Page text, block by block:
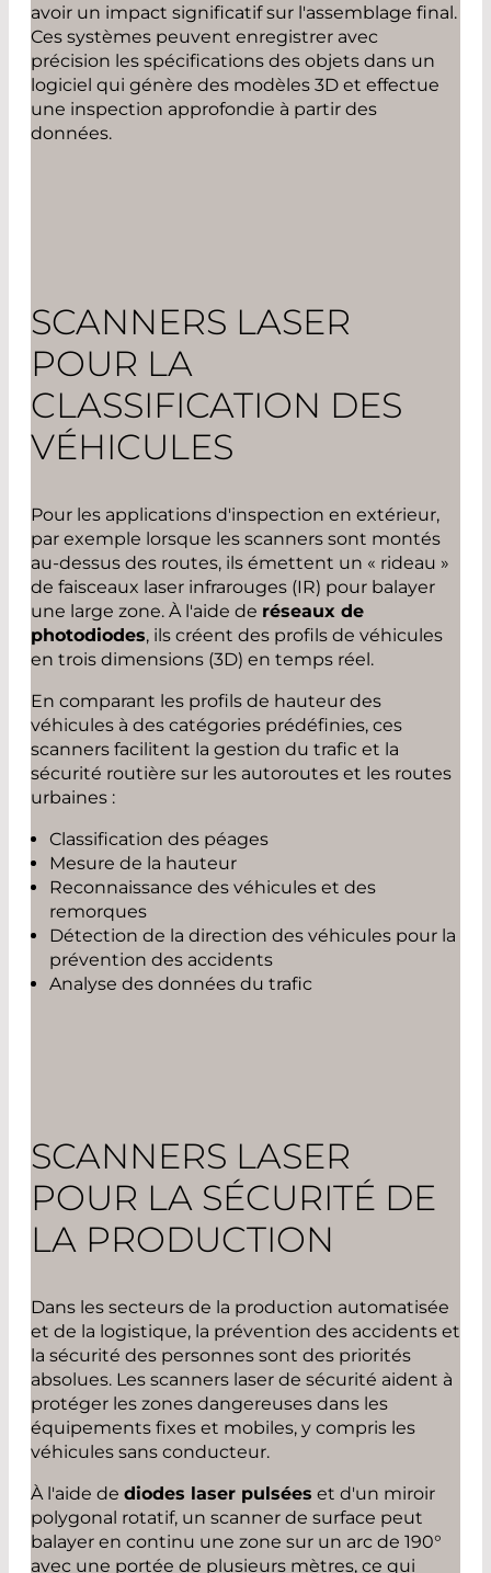
avoir un impact significatif sur l'assemblage final.
Ces systèmes peuvent enregistrer avec
précision les spécifications des objets dans un
logiciel qui génère des modèles 3D et effectue
une inspection approfondie à partir des
données.
SCANNERS LASER
POUR LA
CLASSIFICATION DES
VÉHICULES
Pour les applications d'inspection en extérieur,
par exemple lorsque les scanners sont montés
au-dessus des routes, ils émettent un « rideau »
de faisceaux laser infrarouges (IR) pour balayer
une large zone. À l'aide de réseaux de
photodiodes, ils créent des profils de véhicules
en trois dimensions (3D) en temps réel.
En comparant les profils de hauteur des
véhicules à des catégories prédéfinies, ces
scanners facilitent la gestion du trafic et la
sécurité routière sur les autoroutes et les routes
urbaines :
Classification des péages
Mesure de la hauteur
Reconnaissance des véhicules et des
remorques
Détection de la direction des véhicules pour la
prévention des accidents
Analyse des données du trafic
SCANNERS LASER
POUR LA SÉCURITÉ DE
LA PRODUCTION
Dans les secteurs de la production automatisée
et de la logistique, la prévention des accidents et
la sécurité des personnes sont des priorités
absolues. Les scanners laser de sécurité aident à
protéger les zones dangereuses dans les
équipements fixes et mobiles, y compris les
véhicules sans conducteur.
À l'aide de diodes laser pulsées et d'un miroir
polygonal rotatif, un scanner de surface peut
balayer en continu une zone sur un arc de 190°
avec une portée de plusieurs mètres, ce qui